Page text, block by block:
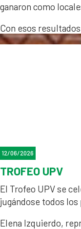
ganaron como
Con esos
grupos, con un
12/06/2026
TROFEO UPV
El Trofeo UPV se
jugándose todos los
Elena Izquierdo,